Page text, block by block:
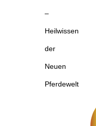
–
Heilwissen
der
Neuen
Pferdewelt